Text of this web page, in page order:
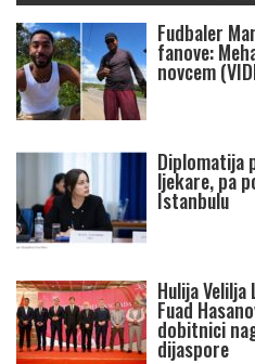
Fudbaler
fanove:
novcem
Diplomatija
ljekare, pa
Istanbulu
Hulija
Fuad
dobitnici
dijaspore